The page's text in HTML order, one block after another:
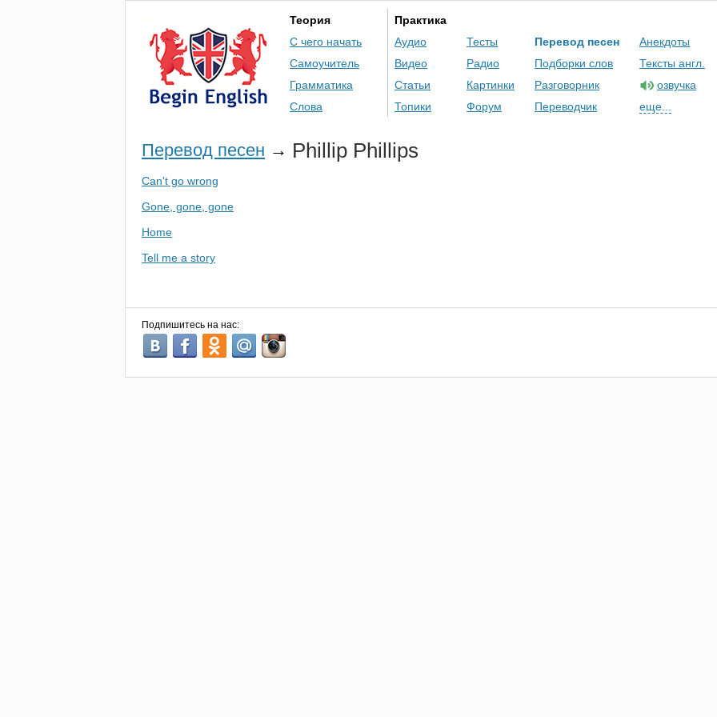
Теория
С чего начать
Самоучитель
Грамматика
Слова
Практика
Аудио
Видео
Статьи
Топики
Тесты
Радио
Картинки
Форум
Перевод песен
Подборки слов
Разговорник
Переводчик
Анекдоты
Тексты англ.
озвучка
еще...
Перевод песен → Phillip Phillips
Can't go wrong
Gone, gone, gone
Home
Tell me a story
Подпишитесь на нас: